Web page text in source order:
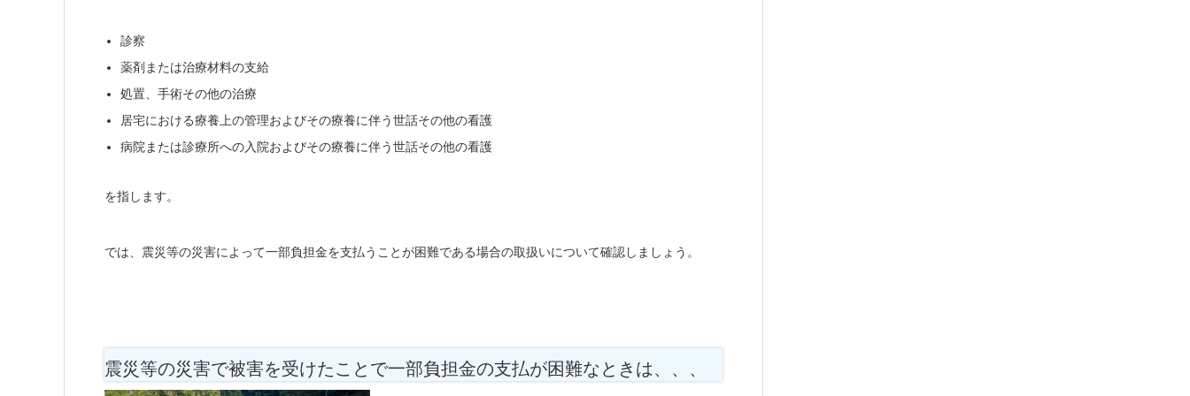
診察
薬剤または治療材料の支給
処置、手術その他の治療
居宅における療養上の管理およびその療養に伴う世話その他の看護
病院または診療所への入院およびその療養に伴う世話その他の看護
を指します。
では、震災等の災害によって一部負担金を支払うことが困難である場合の取扱いについて確認しましょう。
震災等の災害で被害を受けたことで一部負担金の支払が困難なときは、、、